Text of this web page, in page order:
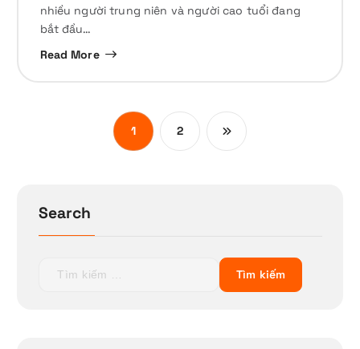
nhiều người trung niên và người cao tuổi đang
bắt đầu…
Read More
1 2
Search